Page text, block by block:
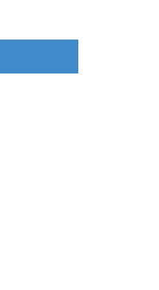
haut de page